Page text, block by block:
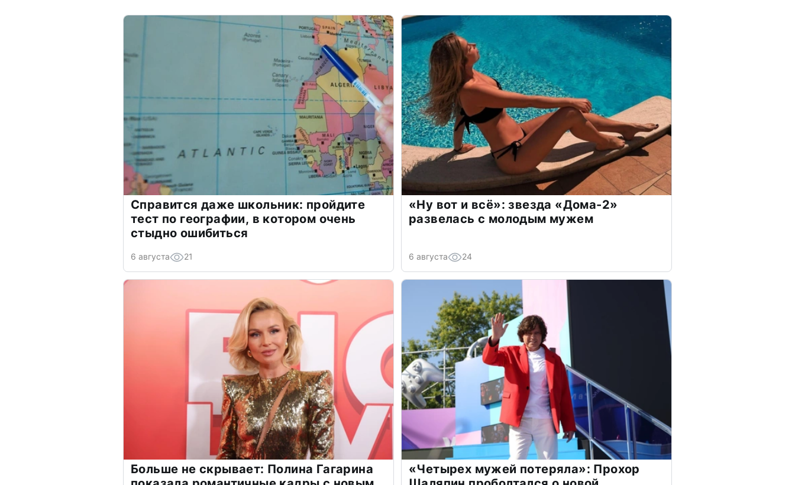
Справится даже школьник: пройдите
тест по географии, в котором очень
стыдно ошибиться
6 августа 21
«Ну вот и всё»: звезда «Дома-2»
развелась с молодым мужем
6 августа 24
Больше не скрывает: Полина Гагарина
«Четырех мужей потеряла»: Прохор